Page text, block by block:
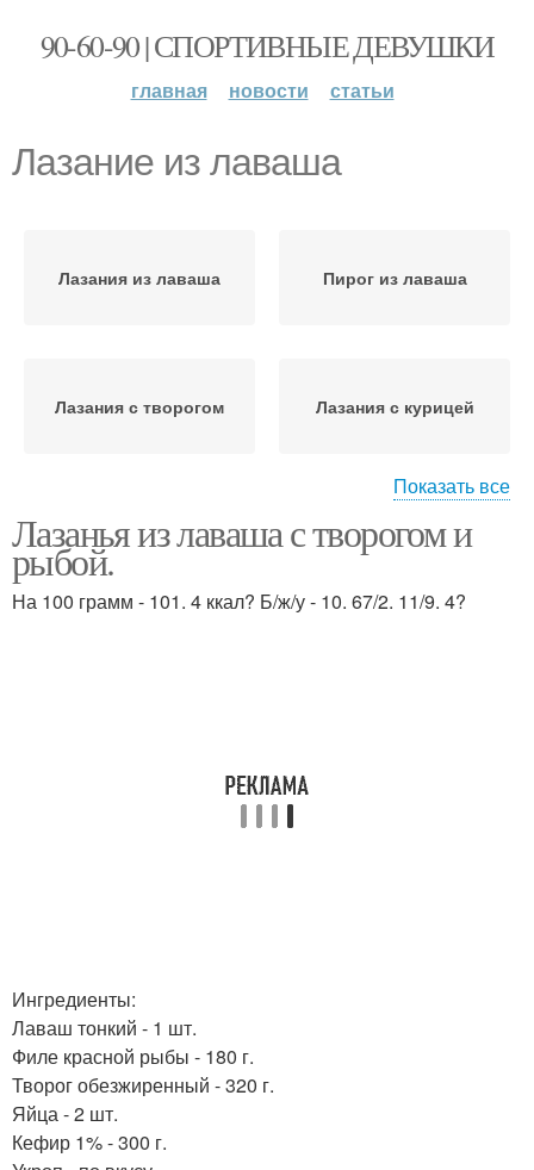
90-60-90 | СПОРТИВНЫЕ ДЕВУШКИ
главная новости статьи
Лазание из лаваша
Лазания из лаваша Пирог из лаваша
Лазания с творогом Лазания с курицей
Лазания с фаршем Лазания со сладким
Показать все
Лазанья из лаваша с творогом и
рыбой.
На 100 грамм - 101. 4 ккал? Б/ж/у - 10. 67/2. 11/9. 4?
Ингредиенты:
Лаваш тонкий - 1 шт.
Филе красной рыбы - 180 г.
Творог обезжиренный - 320 г.
Яйца - 2 шт.
Кефир 1% - 300 г.